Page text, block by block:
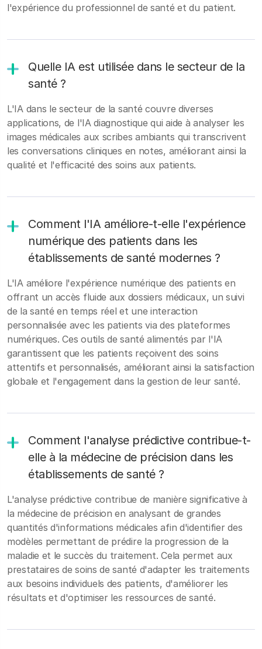
l'expérience du professionnel de santé et du patient.
Quelle IA est utilisée dans le secteur de la
santé ?
L'IA dans le secteur de la santé couvre diverses
applications, de l'IA diagnostique qui aide à analyser les
images médicales aux scribes ambiants qui transcrivent
les conversations cliniques en notes, améliorant ainsi la
qualité et l'efficacité des soins aux patients.
Comment l'IA améliore-t-elle l'expérience
numérique des patients dans les
établissements de santé modernes ?
L'IA améliore l'expérience numérique des patients en
offrant un accès fluide aux dossiers médicaux, un suivi
de la santé en temps réel et une interaction
personnalisée avec les patients via des plateformes
numériques. Ces outils de santé alimentés par l'IA
garantissent que les patients reçoivent des soins
attentifs et personnalisés, améliorant ainsi la satisfaction
globale et l'engagement dans la gestion de leur santé.
Comment l'analyse prédictive contribue-t-
elle à la médecine de précision dans les
établissements de santé ?
L'analyse prédictive contribue de manière significative à
la médecine de précision en analysant de grandes
quantités d'informations médicales afin d'identifier des
modèles permettant de prédire la progression de la
maladie et le succès du traitement. Cela permet aux
prestataires de soins de santé d'adapter les traitements
aux besoins individuels des patients, d'améliorer les
résultats et d'optimiser les ressources de santé.